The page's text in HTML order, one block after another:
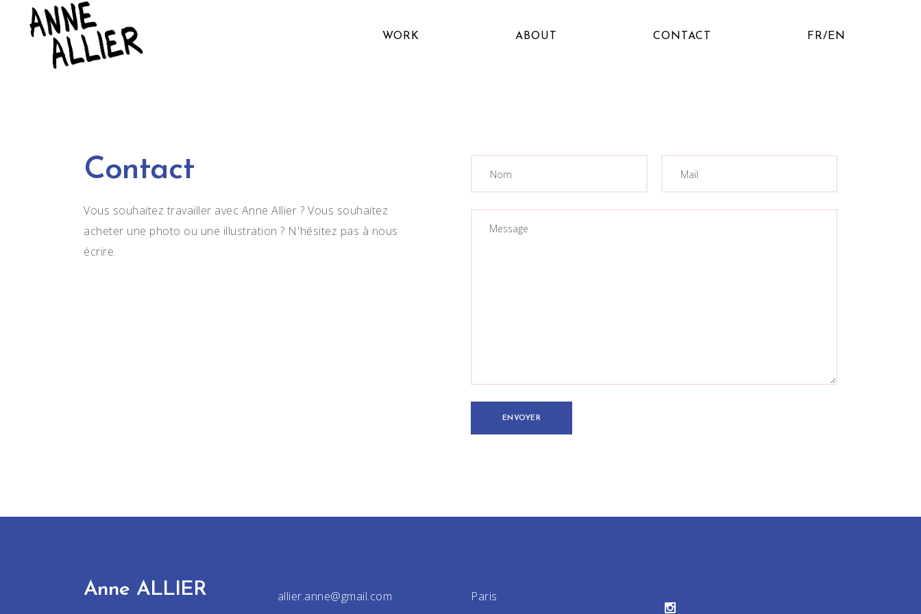
WORK ABOUT CONTACT FR/EN
Contact
Vous souhaitez travailler avec Anne Allier ? Vous souhaitez
acheter une photo ou une illustration ? N'hésitez pas à nous
écrire.
Anne ALLIER allier.anne@gmail.com Paris